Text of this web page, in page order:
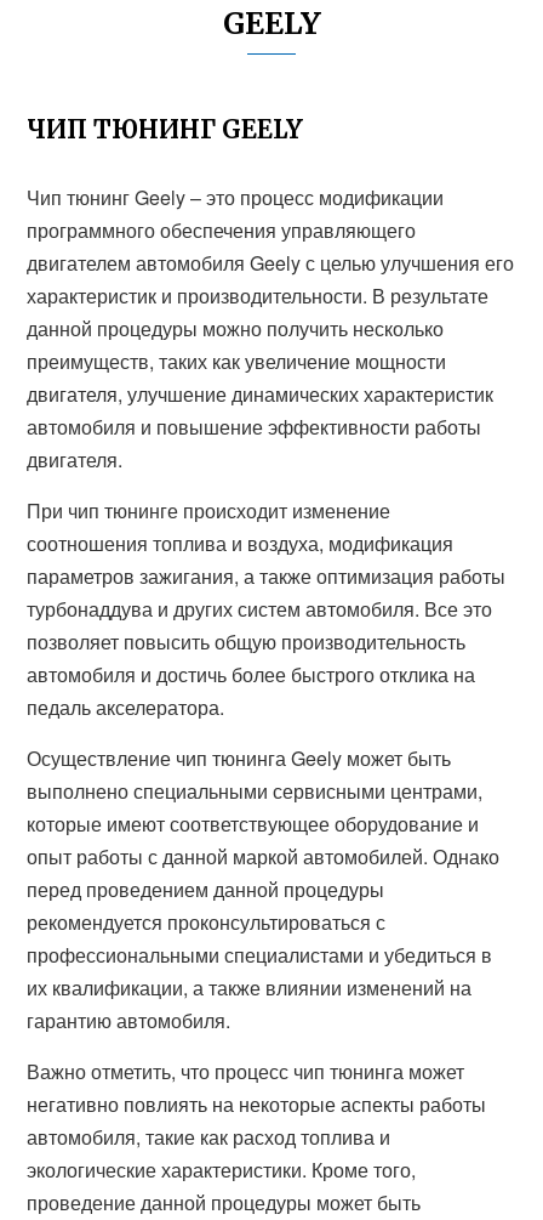
GEELY
ЧИП ТЮНИНГ GEELY
Чип тюнинг Geely – это процесс модификации
программного обеспечения управляющего
двигателем автомобиля Geely с целью улучшения его
характеристик и производительности. В результате
данной процедуры можно получить несколько
преимуществ, таких как увеличение мощности
двигателя, улучшение динамических характеристик
автомобиля и повышение эффективности работы
двигателя.
При чип тюнинге происходит изменение
соотношения топлива и воздуха, модификация
параметров зажигания, а также оптимизация работы
турбонаддува и других систем автомобиля. Все это
позволяет повысить общую производительность
автомобиля и достичь более быстрого отклика на
педаль акселератора.
Осуществление чип тюнинга Geely может быть
выполнено специальными сервисными центрами,
которые имеют соответствующее оборудование и
опыт работы с данной маркой автомобилей. Однако
перед проведением данной процедуры
рекомендуется проконсультироваться с
профессиональными специалистами и убедиться в
их квалификации, а также влиянии изменений на
гарантию автомобиля.
Важно отметить, что процесс чип тюнинга может
негативно повлиять на некоторые аспекты работы
автомобиля, такие как расход топлива и
экологические характеристики. Кроме того,
проведение данной процедуры может быть